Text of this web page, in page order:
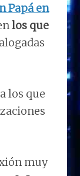
Papá en
los que
los que
muy